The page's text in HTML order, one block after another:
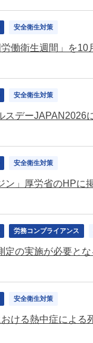
安全衛生対策
安全衛生対策
安全衛生対策
労務コンプライアンス
安全衛生対策